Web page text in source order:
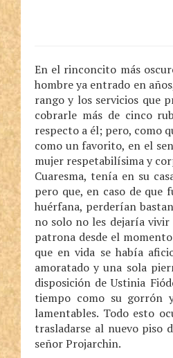
En el rinconcito más
hombre ya entrado en
rango y los servicios que
cobrarle más de cinco
respecto a él; pero, como
como un favorito, en el
mujer respetabilísima y
Cuaresma, tenía en su
pero que, en caso de que
huérfana, perderían
no solo no les dejaría
patrona desde el
que en vida se había
amoratado y una sola
disposición de Ustinia
tiempo como su gorrón
lamentables. Todo esto
trasladarse al nuevo piso
señor Projarchin.